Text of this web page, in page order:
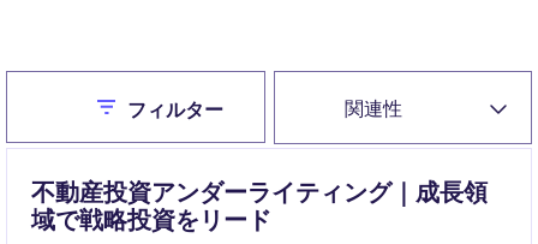
関連性
Closeフィルター
不動産投資アンダーライティング｜成長領
域で戦略投資をリード